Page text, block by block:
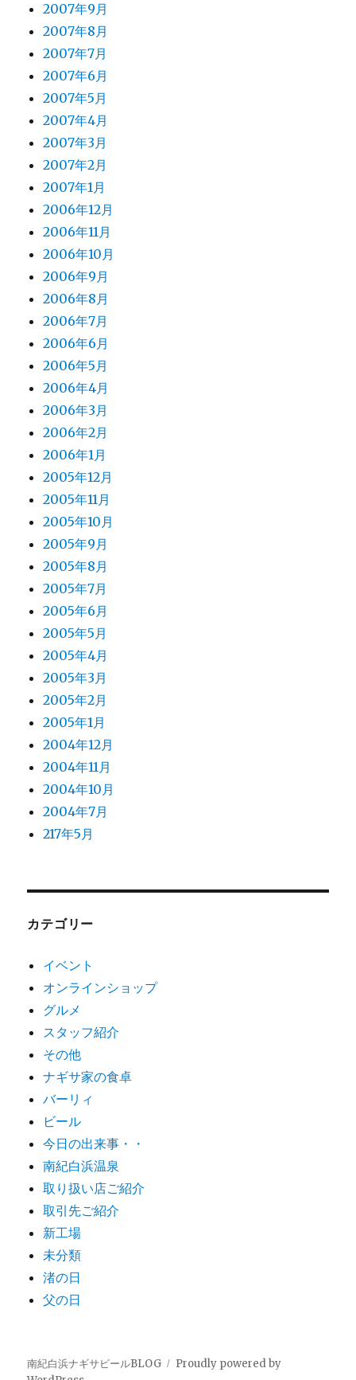
2007年9月
2007年8月
2007年7月
2007年6月
2007年5月
2007年4月
2007年3月
2007年2月
2007年1月
2006年12月
2006年11月
2006年10月
2006年9月
2006年8月
2006年7月
2006年6月
2006年5月
2006年4月
2006年3月
2006年2月
2006年1月
2005年12月
2005年11月
2005年10月
2005年9月
2005年8月
2005年7月
2005年6月
2005年5月
2005年4月
2005年3月
2005年2月
2005年1月
2004年12月
2004年11月
2004年10月
2004年7月
217年5月
カテゴリー
イベント
オンラインショップ
グルメ
スタッフ紹介
その他
ナギサ家の食卓
バーリィ
ビール
今日の出来事・・
南紀白浜温泉
取り扱い店ご紹介
取引先ご紹介
新工場
未分類
渚の日
父の日
南紀白浜ナギサビールBLOG
Proudly powered by